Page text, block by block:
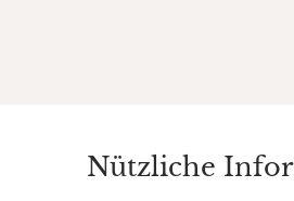
Nützliche